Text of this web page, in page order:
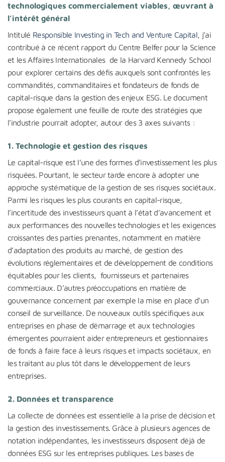
technologiques commercialement viables, œuvrant à
l’intérêt général
Intitulé Responsible Investing in Tech and Venture Capital, j’ai
contribué à ce récent rapport du Centre Belfer pour la Science
et les Affaires Internationales de la Harvard Kennedy School
pour explorer certains des défis auxquels sont confrontés les
commandités, commanditaires et fondateurs de fonds de
capital-risque dans la gestion des enjeux ESG. Le document
propose également une feuille de route des stratégies que
l’industrie pourrait adopter, autour des 3 axes suivants :
1. Technologie et gestion des risques
Le capital-risque est l’une des formes d’investissement les plus
risquées. Pourtant, le secteur tarde encore à adopter une
approche systématique de la gestion de ses risques sociétaux.
Parmi les risques les plus courants en capital-risque,
l’incertitude des investisseurs quant à l’état d’avancement et
aux performances des nouvelles technologies et les exigences
croissantes des parties prenantes, notamment en matière
d’adaptation des produits au marché, de gestion des
évolutions réglementaires et de développement de conditions
équitables pour les clients, fournisseurs et partenaires
commerciaux. D’autres préoccupations en matière de
gouvernance concernent par exemple la mise en place d’un
conseil de surveillance. De nouveaux outils spécifiques aux
entreprises en phase de démarrage et aux technologies
émergentes pourraient aider entrepreneurs et gestionnaires
de fonds à faire face à leurs risques et impacts sociétaux, en
les traitant au plus tôt dans le développement de leurs
entreprises.
2. Données et transparence
La collecte de données est essentielle à la prise de décision et
la gestion des investissements. Grâce à plusieurs agences de
notation indépendantes, les investisseurs disposent déjà de
données ESG sur les entreprises publiques. Les bases de